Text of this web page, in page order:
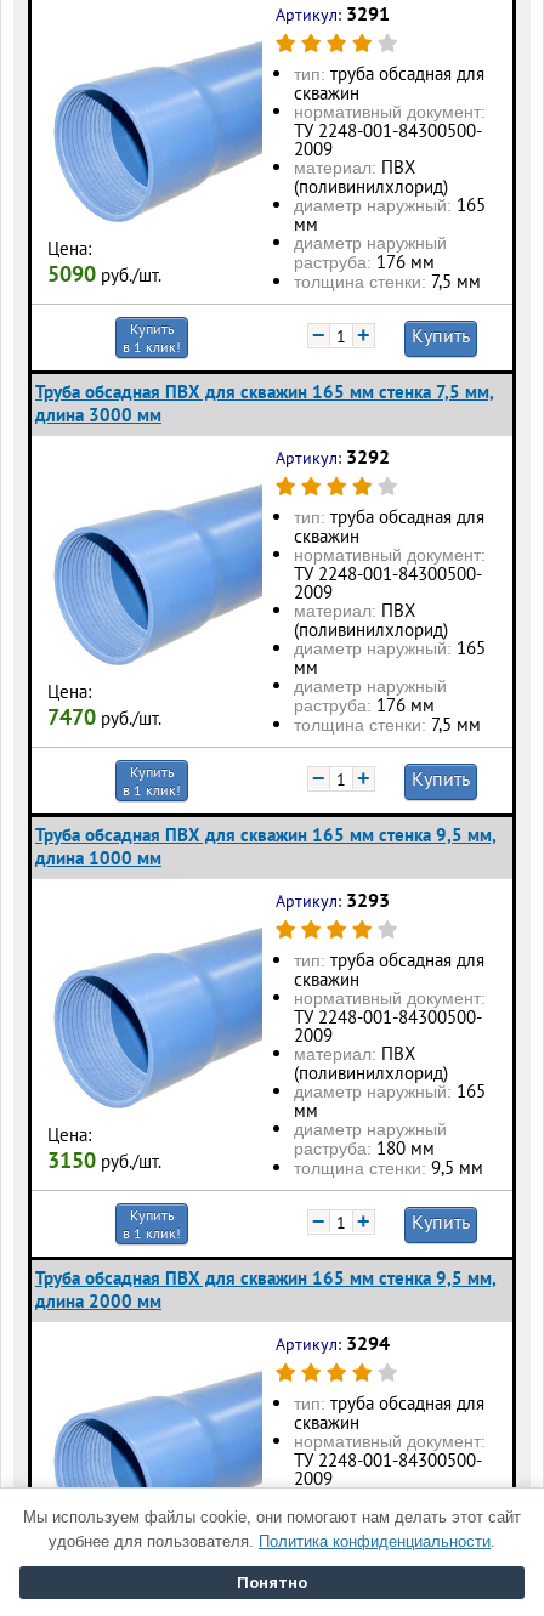
Цена:
5090 руб./шт.
Артикул: 3291
тип: труба обсадная для
скважин
нормативный документ:
ТУ 2248-001-84300500-
2009
материал: ПВХ
(поливинилхлорид)
диаметр наружный: 165
мм
диаметр наружный
раструба: 176 мм
толщина стенки: 7,5 мм
Купить
в 1 клик!
− + Купить
Труба обсадная ПВХ для скважин 165 мм стенка 7,5 мм,
длина 3000 мм
Цена:
7470 руб./шт.
Артикул: 3292
тип: труба обсадная для
скважин
нормативный документ:
ТУ 2248-001-84300500-
2009
материал: ПВХ
(поливинилхлорид)
диаметр наружный: 165
мм
диаметр наружный
раструба: 176 мм
толщина стенки: 7,5 мм
Купить
в 1 клик!
− + Купить
Труба обсадная ПВХ для скважин 165 мм стенка 9,5 мм,
длина 1000 мм
Цена:
3150 руб./шт.
Артикул: 3293
тип: труба обсадная для
скважин
нормативный документ:
ТУ 2248-001-84300500-
2009
материал: ПВХ
(поливинилхлорид)
диаметр наружный: 165
мм
диаметр наружный
раструба: 180 мм
толщина стенки: 9,5 мм
Купить
в 1 клик!
− + Купить
Труба обсадная ПВХ для скважин 165 мм стенка 9,5 мм,
длина 2000 мм
6290руб./шт.
Артикул: 3294
тип: труба обсадная для
скважин
нормативный документ:
ТУ 2248-001-84300500-
2009
ПВХ
(поливинилхлорид)
диаметр наружный:165
мм
диаметр наружный
раструба:
Мы используем файлы cookie, они помогают нам делать этот сайт
удобнее для пользователя. Политика конфиденциальности.
Понятно